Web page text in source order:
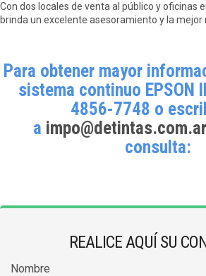
Con dos locales de venta al público y oficinas
brinda un excelente asesoramiento y la mejor
Para obtener mayor
sistema continuo EPSON
4856-7748 o
a impo@detintas.com.ar
consulta:
REALICE AQUÍ SU
Nombre